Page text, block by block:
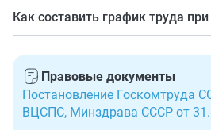
медицинскими
В него включают:
рабочие дни по сменам;
отдых каждый день между
сменами;
выходные дни;
Как составить график труда
устанавливаем
цикла;
утверждаем
Правовые документы
Постановление Госкомтруда
ВЦСПС, Минздрава СССР от